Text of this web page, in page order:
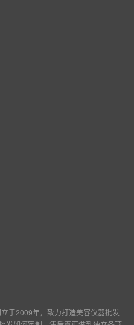
于2009年，致力打造美容仪器批发